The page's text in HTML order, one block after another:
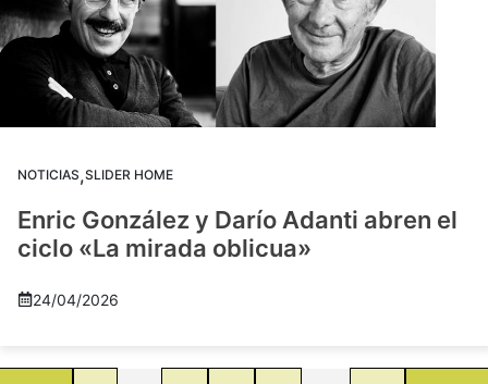
NOTICIAS,SLIDER HOME
Enric González y Darío Adanti abren el
ciclo «La mirada oblicua»
24/04/2026